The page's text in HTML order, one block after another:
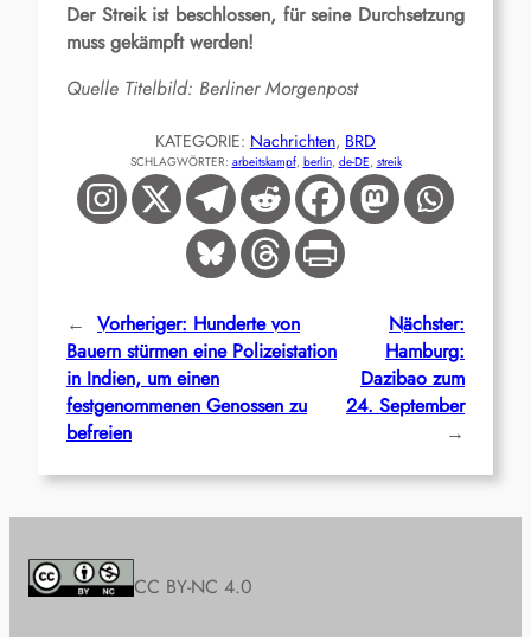
Der Streik ist beschlossen, für seine Durchsetzung
muss gekämpft werden!
Quelle Titelbild: Berliner Morgenpost
KATEGORIE: Nachrichten, BRD
SCHLAGWÖRTER: arbeitskampf, berlin, de-DE, streik
← Vorheriger: Hunderte von
Bauern stürmen eine Polizeistation
in Indien, um einen
festgenommenen Genossen zu
befreien
Nächster:
Hamburg:
Dazibao zum
24. September
→
CC BY-NC 4.0